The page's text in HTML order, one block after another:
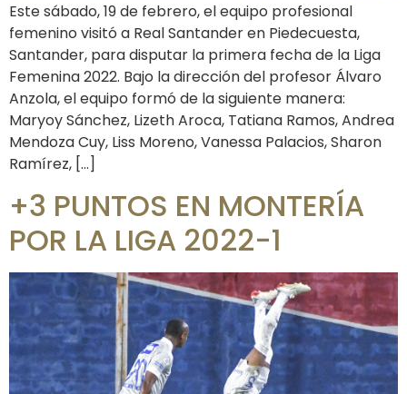
Este sábado, 19 de febrero, el equipo profesional
femenino visitó a Real Santander en Piedecuesta,
Santander, para disputar la primera fecha de la Liga
Femenina 2022. Bajo la dirección del profesor Álvaro
Anzola, el equipo formó de la siguiente manera:
Maryoy Sánchez, Lizeth Aroca, Tatiana Ramos, Andrea
Mendoza Cuy, Liss Moreno, Vanessa Palacios, Sharon
Ramírez, […]
+3 PUNTOS EN MONTERÍA
POR LA LIGA 2022-1